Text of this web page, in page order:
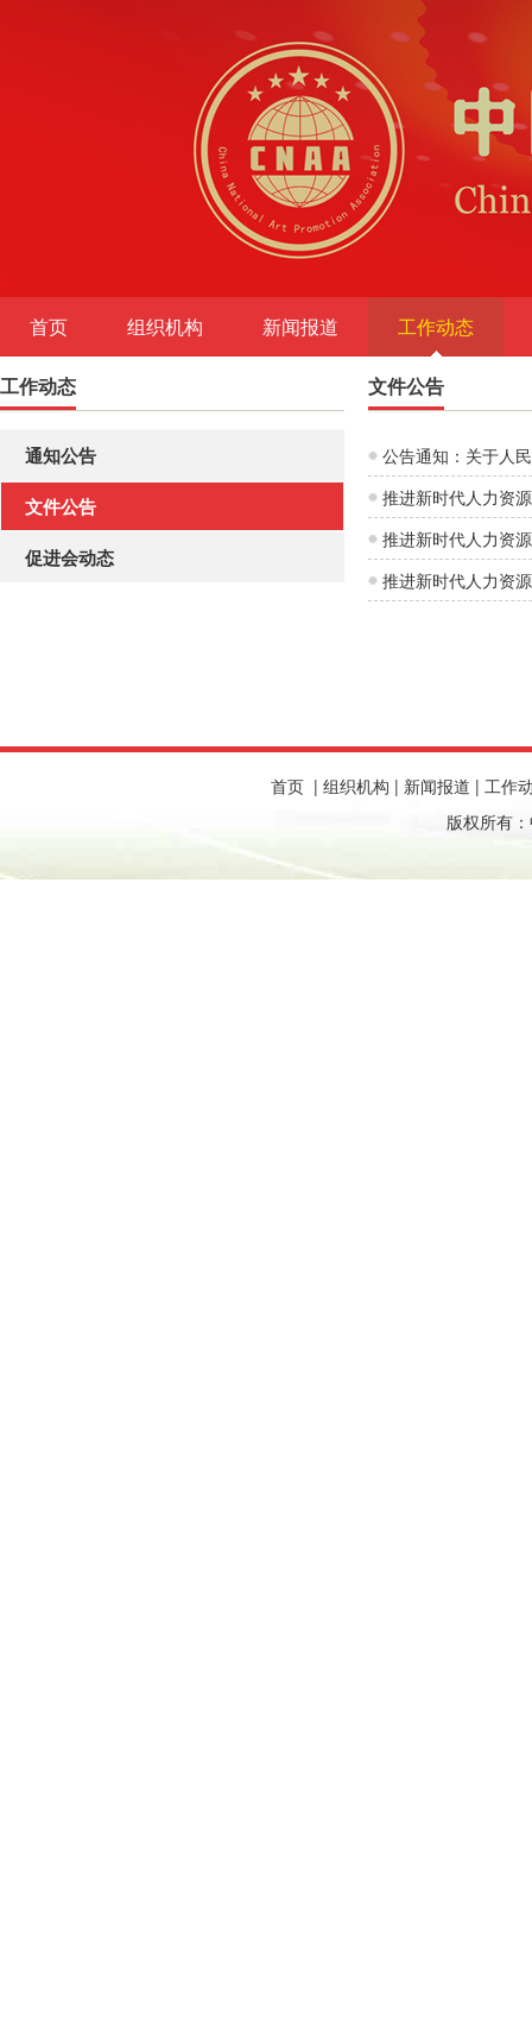
首页 组织机构 新闻报道 工作动态
图书出版
工作动态
通知公告
文件公告
促进会动态
文件公告
公告通知：关于人
推进新时代人力资
推进新时代人力资
推进新时代人力资
首页 | 组织机构 | 新闻报道 | 工作
版权所有